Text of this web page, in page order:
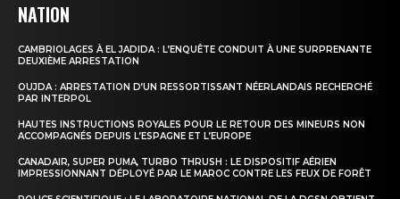
NATION
CAMBRIOLAGES À EL JADIDA : L’ENQUÊTE CONDUIT À UNE SURPRENANTE
DEUXIÈME ARRESTATION
OUJDA : ARRESTATION D’UN RESSORTISSANT NÉERLANDAIS RECHERCHÉ
PAR INTERPOL
HAUTES INSTRUCTIONS ROYALES POUR LE RETOUR DES MINEURS NON
ACCOMPAGNÉS DEPUIS L’ESPAGNE ET L’EUROPE
CANADAIR, SUPER PUMA, TURBO THRUSH : LE DISPOSITIF AÉRIEN
IMPRESSIONNANT DÉPLOYÉ PAR LE MAROC CONTRE LES FEUX DE FORÊT